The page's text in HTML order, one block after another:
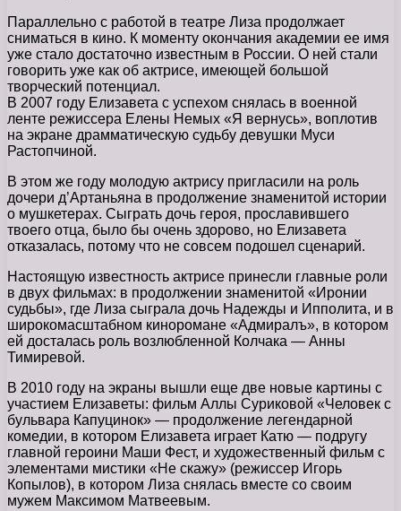
Параллельно с работой в театре Лиза продолжает
сниматься в кино. К моменту окончания академии ее имя
уже стало достаточно известным в России. О ней стали
говорить уже как об актрисе, имеющей большой
творческий потенциал.
В 2007 году Елизавета с успехом снялась в военной
ленте режиссера Елены Немых «Я вернусь», воплотив
на экране драмматическую судьбу девушки Муси
Растопчиной.
В этом же году молодую актрису пригласили на роль
дочери д’Артаньяна в продолжение знаменитой истории
о мушкетерах. Сыграть дочь героя, прославившего
твоего отца, было бы очень здорово, но Елизавета
отказалась, потому что не совсем подошел сценарий.
Настоящую известность актрисе принесли главные роли
в двух фильмах: в продолжении знаменитой «Иронии
судьбы», где Лиза сыграла дочь Надежды и Ипполита, и в
широкомасштабном киноромане «Адмиралъ», в котором
ей досталась роль возлюбленной Колчака — Анны
Тимиревой.
В 2010 году на экраны вышли еще две новые картины с
участием Елизаветы: фильм Аллы Суриковой «Человек с
бульвара Капуцинок» — продолжение легендарной
комедии, в котором Елизавета играет Катю — подругу
главной героини Маши Фест, и художественный фильм с
элементами мистики «Не скажу» (режиссер Игорь
Копылов), в котором Лиза снялась вместе со своим
мужем Максимом Матвеевым.